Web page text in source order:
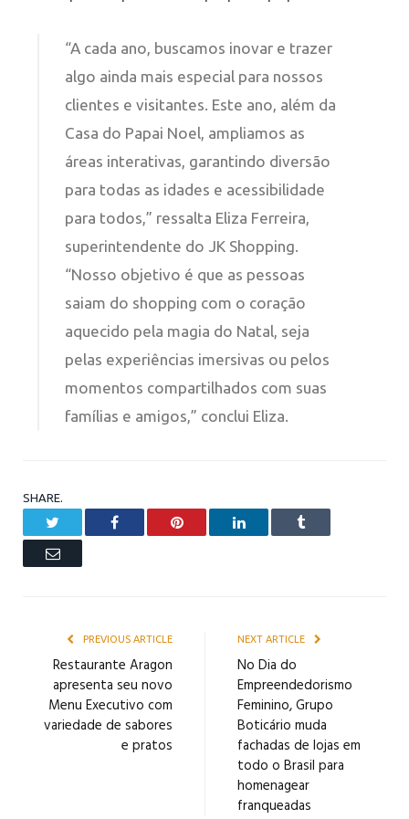
“A cada ano, buscamos inovar e trazer
algo ainda mais especial para nossos
clientes e visitantes. Este ano, além da
Casa do Papai Noel, ampliamos as
áreas interativas, garantindo diversão
para todas as idades e acessibilidade
para todos,” ressalta Eliza Ferreira,
superintendente do JK Shopping.
“Nosso objetivo é que as pessoas
saiam do shopping com o coração
aquecido pela magia do Natal, seja
pelas experiências imersivas ou pelos
momentos compartilhados com suas
famílias e amigos,” conclui Eliza.
SHARE.
Facebook Pinterest LinkedIn Tumblr
Email
PREVIOUS ARTICLE
Restaurante Aragon
apresenta seu novo
Menu Executivo com
variedade de sabores
e pratos
NEXT ARTICLE
No Dia do
Empreendedorismo
Feminino, Grupo
Boticário muda
fachadas de lojas em
todo o Brasil para
homenagear
franqueadas